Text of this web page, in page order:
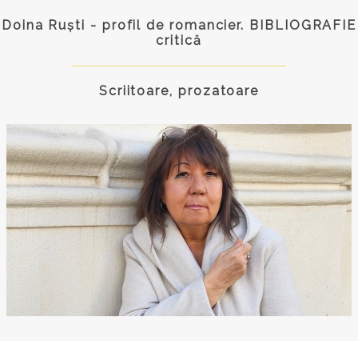
Doina Ruști - profil de romancier. BIBLIOGRAFIE
critică
Scriitoare, prozatoare